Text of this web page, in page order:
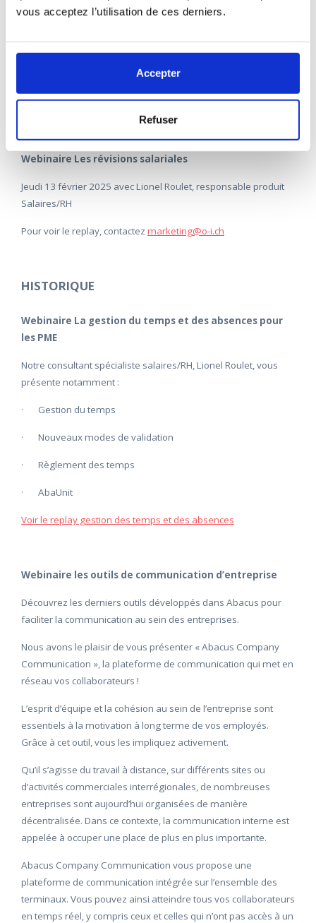
vous acceptez l’utilisation de ces derniers.
Accepter
Refuser
Pour voir le replay, contactezmarketing@o-i.ch
Webinaire Les révisions salariales
Jeudi 13 février 2025 avec Lionel Roulet, responsable produit
Salaires/RH
Pour voir le replay, contactez marketing@o-i.ch
HISTORIQUE
Webinaire La gestion du temps et des absences pour
les PME
Notre consultant spécialiste salaires/RH, Lionel Roulet, vous
présente notamment :
· Gestion du temps
· Nouveaux modes de validation
· Règlement des temps
· AbaUnit
Voir le replay gestion des temps et des absences
Webinaire les outils de communication d’entreprise
Découvrez les derniers outils développés dans Abacus pour
faciliter la communication au sein des entreprises.
Nous avons le plaisir de vous présenter « Abacus Company
Communication », la plateforme de communication qui met en
réseau vos collaborateurs !
L’esprit d’équipe et la cohésion au sein de l’entreprise sont
essentiels à la motivation à long terme de vos employés.
Grâce à cet outil, vous les impliquez activement.
Qu’il s’agisse du travail à distance, sur différents sites ou
d’activités commerciales interrégionales, de nombreuses
entreprises sont aujourd’hui organisées de manière
décentralisée. Dans ce contexte, la communication interne est
appelée à occuper une place de plus en plus importante.
Abacus Company Communication vous propose une
plateforme de communication intégrée sur l’ensemble des
terminaux. Vous pouvez ainsi atteindre tous vos collaborateurs
en temps réel, y compris ceux et celles qui n’ont pas accès à un